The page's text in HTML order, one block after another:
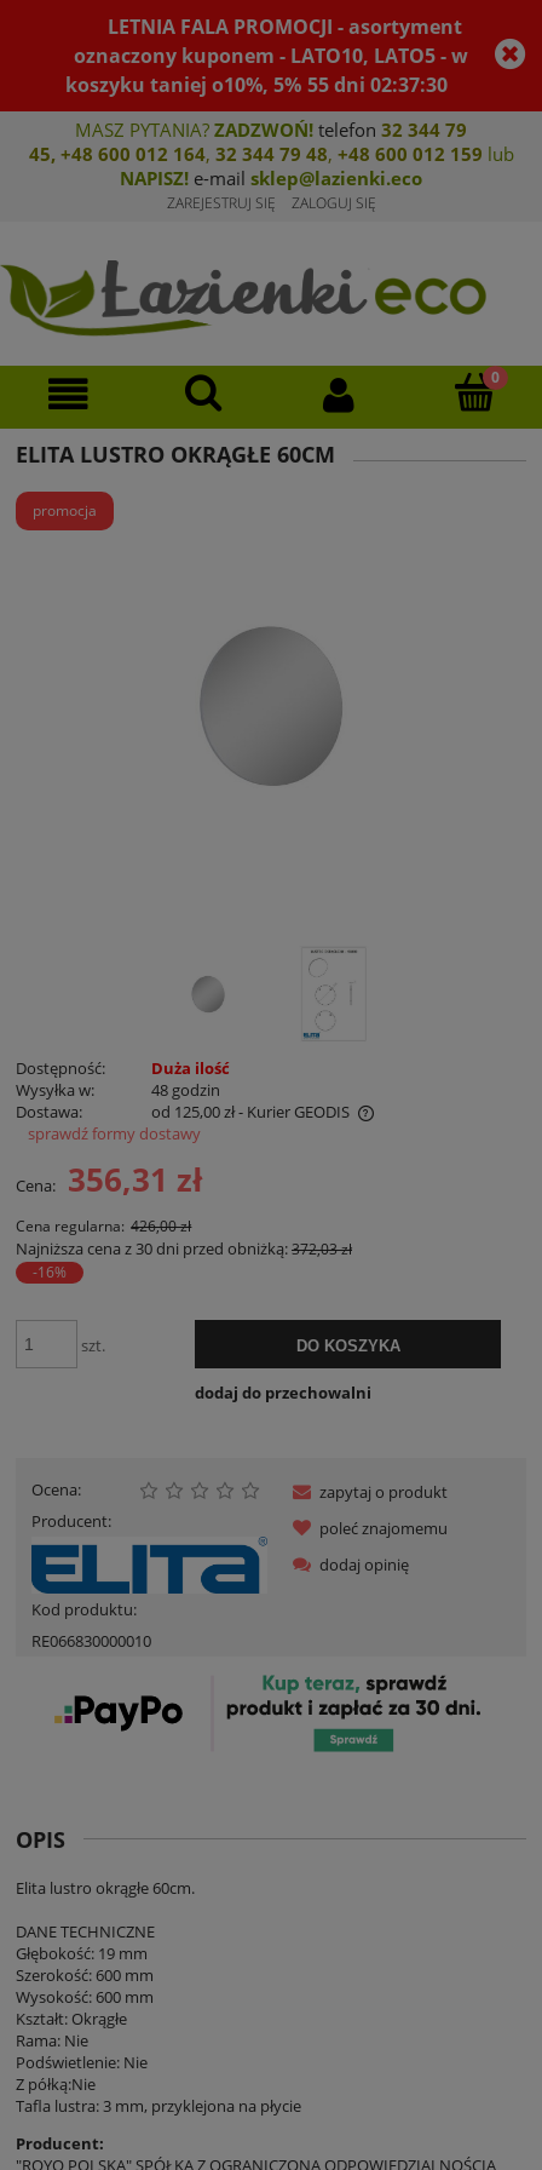
LETNIA FALA PROMOCJI - asortyment
oznaczony kuponem - LATO10, LATO5 - w
koszyku taniej o10%, 5% 55dni02:37:30
MASZ PYTANIA? ZADZWOŃ! telefon 32 344 79
45, +48 600 012 164, 32 344 79 48, +48 600 012 159 lub
NAPISZ! e-mail sklep@lazienki.eco
ZAREJESTRUJ SIĘ ZALOGUJ SIĘ
ELITA LUSTRO OKRĄGŁE 60CM
promocja
Dostępność:
Duża ilość
Wysyłka w:
48 godzin
Dostawa:
od 125,00 zł- Kurier GEODIS
Cena nie zawiera ewentualnych kosztów płatności
sprawdź formy dostawy
Cena: 356,31 zł
Cena regularna: 426,00 zł
Najniższa cena z 30 dni przed obniżką:372,03 zł
-16%
szt. DO KOSZYKA
dodaj do przechowalni
Ocena:
Producent:
Kod produktu:
RE066830000010
zapytaj o produkt
poleć znajomemu
dodaj opinię
OPIS
Elita lustro okrągłe 60cm.
DANE TECHNICZNE
Głębokość: 19 mm
Szerokość: 600 mm
Wysokość: 600 mm
Kształt: Okrągłe
Rama: Nie
Podświetlenie: Nie
Z półką:Nie
Tafla lustra: 3 mm, przyklejona na płycie
Producent:
"ROYO POLSKA" SPÓŁKA Z OGRANICZONĄ ODPOWIEDZIALNOŚCIĄ